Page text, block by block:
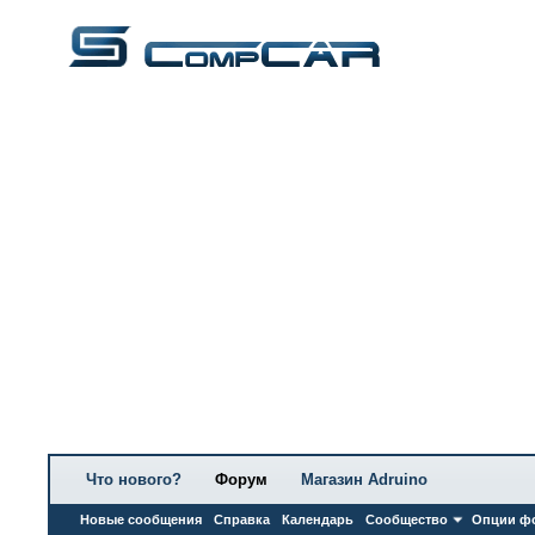
Что нового? Форум
Новые сообщения Справка Календарь Сообщество Опции
Магазин Adruino